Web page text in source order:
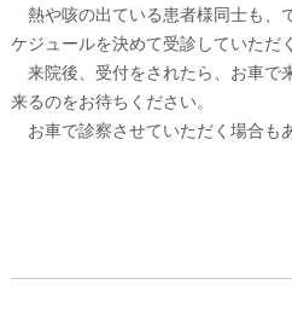
熱や咳の出ている患者様同士も、
ケジュールを決めて受診していただ
来院後、受付をされたら、お車で
来るのをお待ちください。
お車で診察させていただく場合も